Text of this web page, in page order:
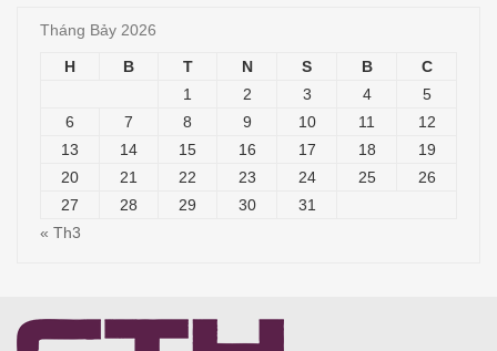
Tháng Bảy 2026
H B T N S B
C
1
2 3 4
5
6
7 8 9 10 11
12
13
14 15 16 17 18
19
20
21 22 23 24 25
26
27
28 29 30
31
« Th3